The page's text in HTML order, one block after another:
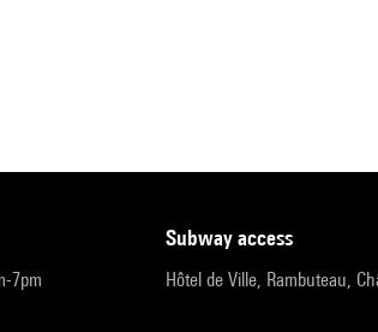
7pm
subway access
Hôtel de Ville, Rambuteau,